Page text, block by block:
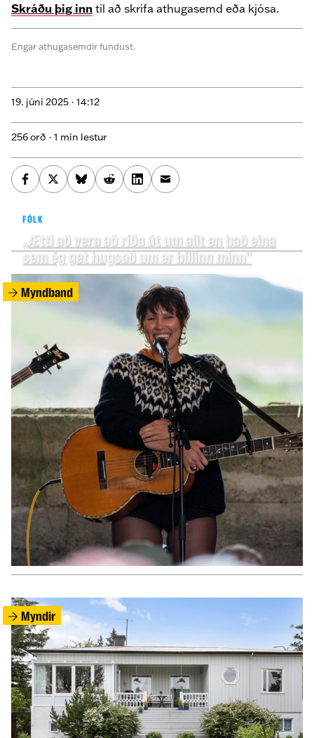
Skráðu þig inn til að skrifa athugasemd eða kjósa.
Engar athugasemdir fundust.
19. júní 2025 · 14:12
256 orð · 1 mín lestur
Myndband
FÓLK
„Ætti að vera að ríða út um allt en það eina
sem ég get hugsað um er bíllinn minn“
FÓLK
Leiðir Ólafs Ragnars og Dorritar skilja
Myndir